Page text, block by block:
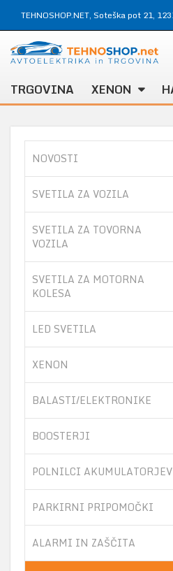
TEHNOSHOP.NET, Soteška pot 21,
TRGOVINA XENON
NOVOSTI
SVETILA ZA VOZILA
SVETILA ZA TOVORNA
VOZILA
SVETILA ZA MOTORNA
KOLESA
LED SVETILA
XENON
BALASTI/ELEKTRONIKE
BOOSTERJI
POLNILCI AKUMULATORJEV
PARKIRNI PRIPOMOČKI
ALARMI IN ZAŠČITA